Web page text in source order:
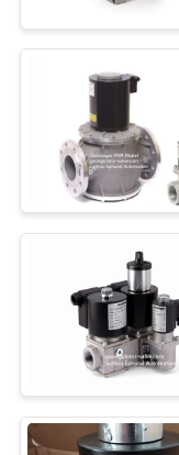
NEEM
CONTACT
MET
NIEUWS